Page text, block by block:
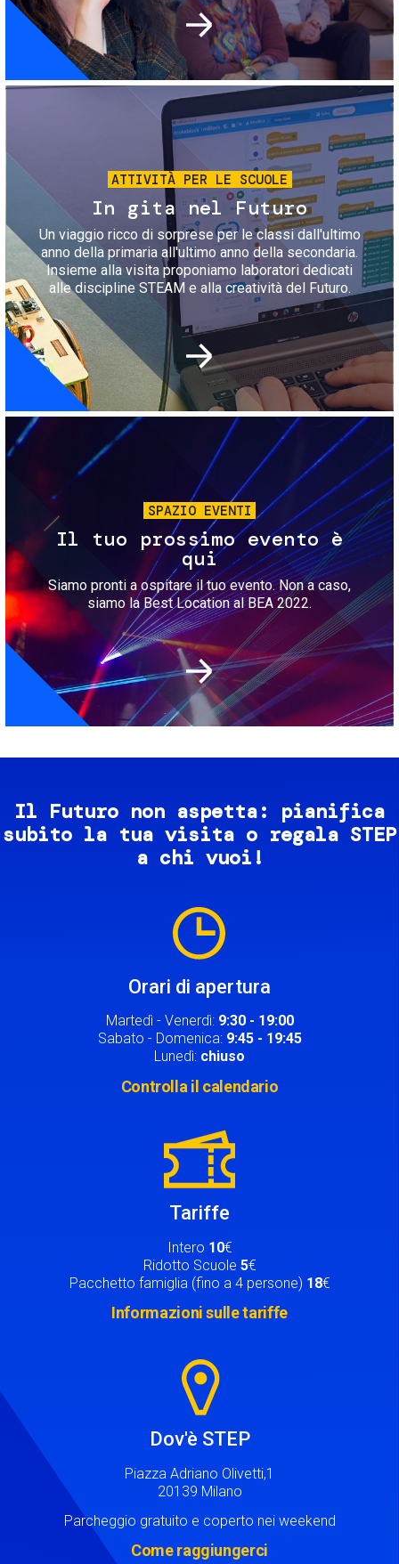
Immagine
ATTIVITÀ PER LE SCUOLE
In gita nel Futuro
Un viaggio ricco di sorprese per le classi dall'ultimo
anno della primaria all'ultimo anno della secondaria.
Insieme alla visita proponiamo laboratori dedicati
alle discipline STEAM e alla creatività del Futuro.
Immagine
SPAZIO EVENTI
Il tuo prossimo evento è
qui
Siamo pronti a ospitare il tuo evento. Non a caso,
siamo la Best Location al BEA 2022.
Il Futuro non aspetta: pianifica
subito la tua visita o regala STEP
a chi vuoi!
Orari di apertura
Martedì - Venerdì: 9:30 - 19:00
Sabato - Domenica: 9:45 - 19:45
Lunedì: chiuso
Controlla il calendario
Tariffe
Intero 10€
Ridotto Scuole 5€
Pacchetto famiglia (fino a 4 persone) 18€
Informazioni sulle tariffe
Dov'è STEP
Piazza Adriano Olivetti,1
20139 Milano
Parcheggio gratuito e coperto nei weekend
Come raggiungerci